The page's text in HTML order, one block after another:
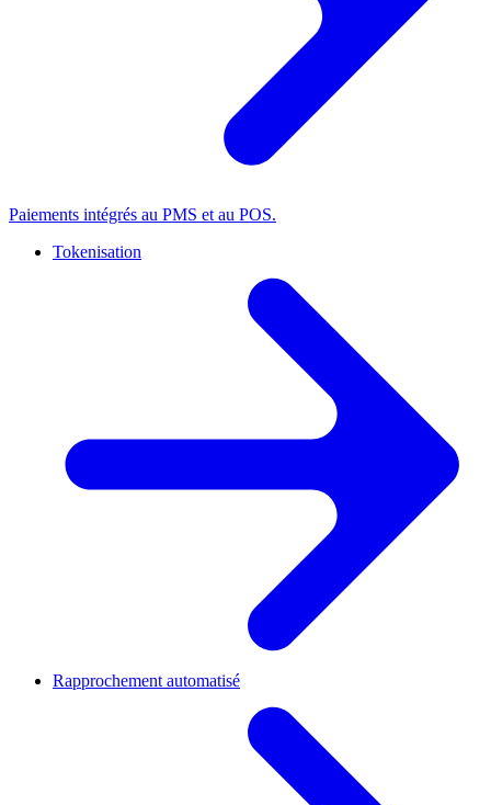
Paiements intégrés au PMS et au POS.
Tokenisation
Rapprochement automatisé